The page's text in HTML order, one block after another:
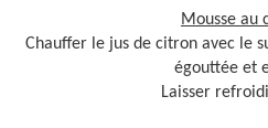
Mousse au
Chauffer le jus de citron avec le
égouttée et
Laisser